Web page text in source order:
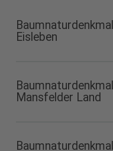
Eisleben
(PDF 2,95 MB)
Mansfelder Land